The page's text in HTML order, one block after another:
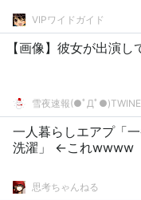
VIPワイドガイド
【画像】彼女が出演
雪夜速報(●ﾟДﾟ
一人暮らしエアプ「
洗濯」 ←これwwww
思考ちゃんねる